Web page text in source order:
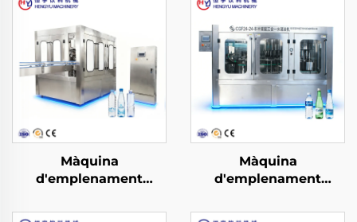
Màquina
d'emplenament
CGF14-12-5
Màquina
d'emplenament
CGF24-24-8